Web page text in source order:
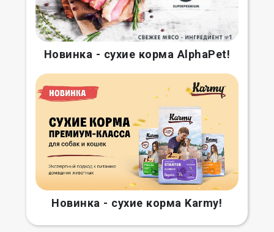
Новинка - сухие корма AlphaPet!
Новинка - сухие корма Karmy!